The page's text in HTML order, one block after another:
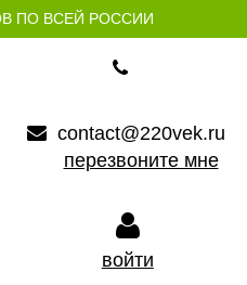
ПО ВСЕЙ РОССИИ
contact@220vek.ru
перезвоните мне
войти